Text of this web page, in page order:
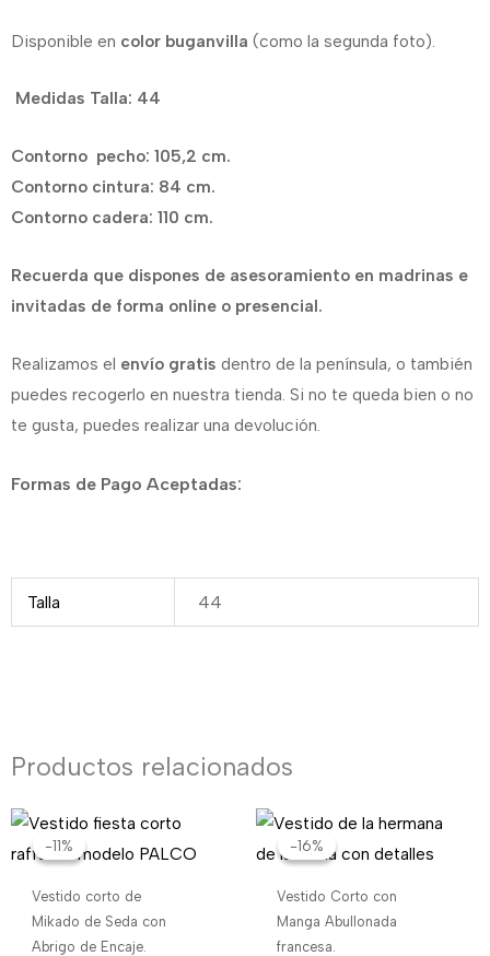
Disponible en color buganvilla (como la segunda foto).
Medidas Talla: 44
Contorno pecho: 105,2 cm.
Contorno cintura: 84 cm.
Contorno cadera: 110 cm.
Recuerda que dispones de asesoramiento en madrinas e
invitadas de forma online o presencial.
Realizamos el envío gratis dentro de la península, o también
puedes recogerlo en nuestra tienda. Si no te queda bien o no
te gusta, puedes realizar una devolución.
Formas de Pago Aceptadas:
Talla 44
Productos relacionados
-11%
-11%
Vestido corto de
Mikado de Seda con
Abrigo de Encaje.
El
original
880,00€.
El
actual
-16%
-16%
Vestido Corto con
Manga Abullonada
francesa.
El
original
610,00€.
El
actual